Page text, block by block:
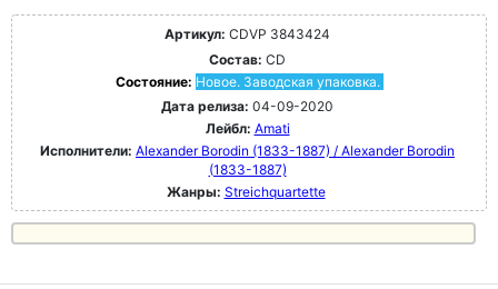
Артикул: CDVP 3843424
Состав: CD
Состояние: Новое. Заводская упаковка.
Дата релиза: 04-09-2020
Лейбл: Amati
Исполнители: Alexander Borodin (1833-1887) / Alexander Borodin
(1833-1887)
Жанры: Streichquartette